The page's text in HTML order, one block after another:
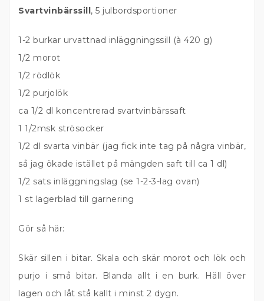
Svartvinbärssill, 5 julbordsportioner
1-2 burkar urvattnad inläggningssill (à 420 g)
1/2 morot
1/2 rödlök
1/2 purjolök
ca 1/2 dl koncentrerad svartvinbärssaft
1 1/2msk strösocker
1/2 dl svarta vinbär (jag fick inte tag på några vinbär,
så jag ökade istället på mängden saft till ca 1 dl)
1/2 sats inläggningslag (se 1-2-3-lag ovan)
1 st lagerblad till garnering
Gör så här:
Skär sillen i bitar. Skala och skär morot och lök och
purjo i små bitar. Blanda allt i en burk. Häll över
lagen och låt stå kallt i minst 2 dygn.